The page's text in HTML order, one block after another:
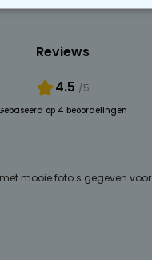
Reviews
4.5 /5
op 4 beoordelingen
mooie foto.s gegeven